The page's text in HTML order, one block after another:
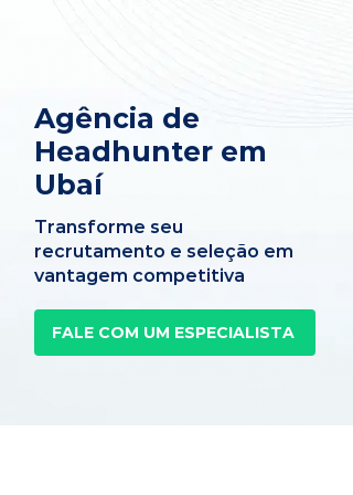
Agência de
Headhunter em
Ubaí
Transforme seu
recrutamento e seleção em
vantagem competitiva
FALE COM UM ESPECIALISTA